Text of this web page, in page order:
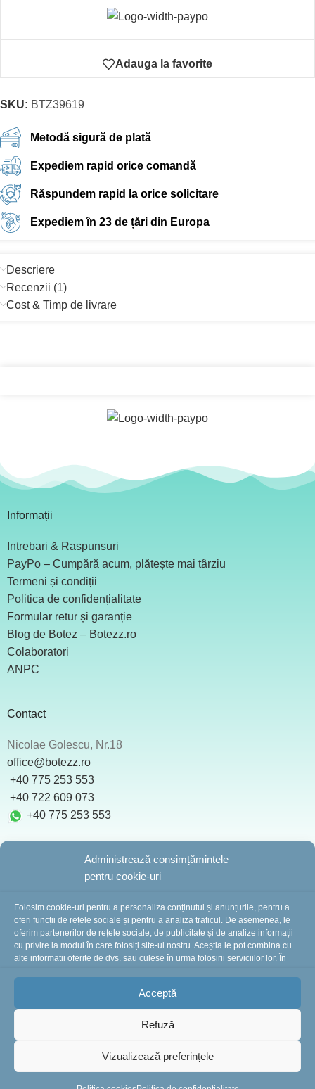
Administrează consimțămintele
pentru cookie-uri
Folosim cookie-uri pentru a personaliza conținutul și anunțurile, pentru a
oferi funcții de rețele sociale și pentru a analiza traficul. De asemenea, le
oferim partenerilor de rețele sociale, de publicitate și de analize informații
cu privire la modul în care folosiți site-ul nostru. Aceștia le pot combina cu
alte informații oferite de dvs. sau culese în urma folosirii serviciilor lor. În
Acceptă
Refuză
Vizualizează preferințele
Adauga la favorite
SKU: BTZ39619
Metodă sigură de plată
Expediem rapid orice comandă
Răspundem rapid la orice solicitare
Expediem în 23 de țări din Europa
Descriere
Recenzii (1)
Cost & Timp de livrare
Informații
Intrebari & Raspunsuri
PayPo – Cumpără acum, plătește mai târziu
Termeni și condiții
Politica de confidențialitate
Formular retur și garanție
Blog de Botez – Botezz.ro
Colaboratori
ANPC
Contact
Nicolae Golescu, Nr.18
office@botezz.ro
+40 775 253 553
‪ +40 722 609 073
+40 775 253 553
În perioada 10-16 august suntem în concediu.
procesate și expediate începând cu 18 august.
mulțumim pentru înțelegere și vă așteptăm cu drag!
Ursuletul
Calator
219lei
491
în
ADAUGĂ ÎN